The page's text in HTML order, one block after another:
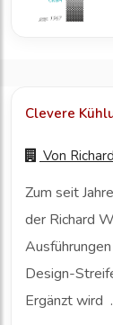
Clevere
Von
Zum seit
der Richard
Design-
Ergänzt wird